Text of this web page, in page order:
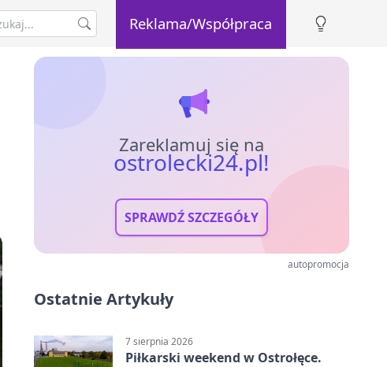
Reklama/Współpraca
Zareklamuj się na
ostrolecki24.pl!
SPRAWDŹ SZCZEGÓŁY
autopromocja
Ostatnie Artykuły
7 sierpnia 2026
Piłkarski weekend w Ostrołęce.